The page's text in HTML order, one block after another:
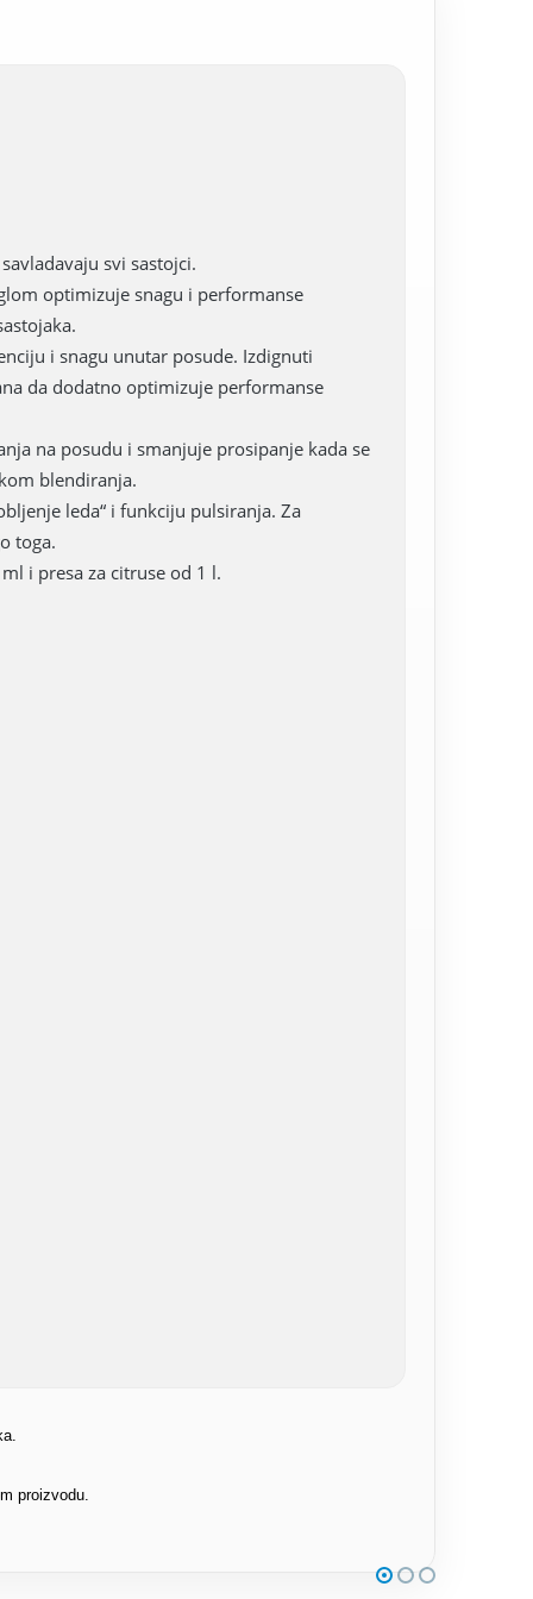
svi sastojci.
optimizuje snagu i performanse
i snagu unutar posude. Izdignuti
da dodatno optimizuje performanse
na posudu i smanjuje prosipanje kada se
blendiranja.
leda“ i funkciju pulsiranja. Za
toga.
i presa za citruse od 1 l.
proizvodu.